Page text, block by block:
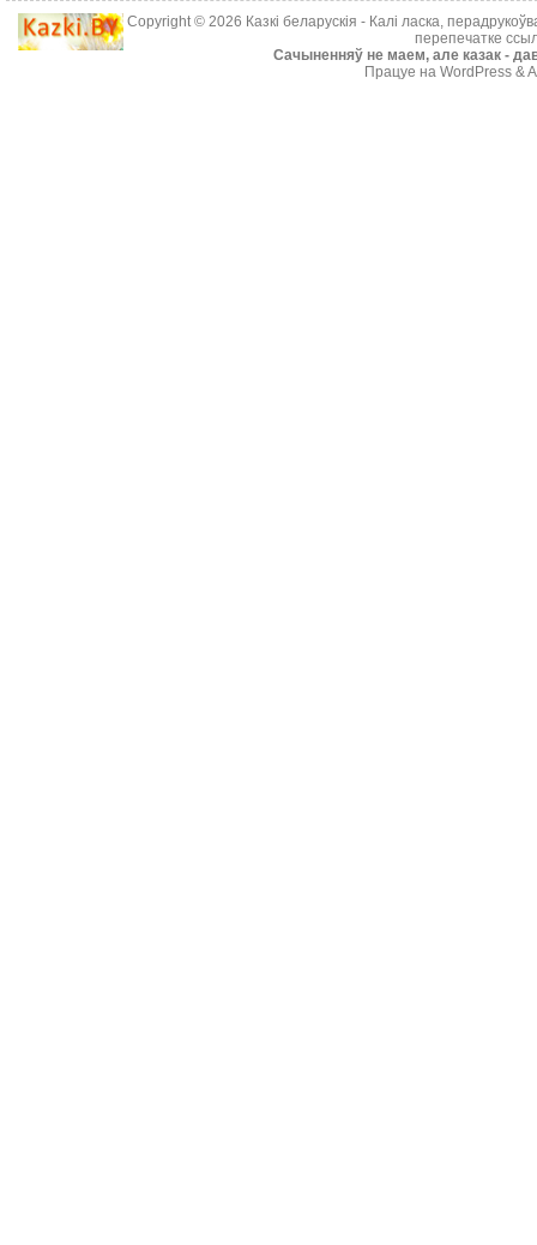
Copyright © 2026 Казкі беларускія - Калі ласка,
перепечатке
Cачыненняў не маем, але казак -
Працуе на WordPress &